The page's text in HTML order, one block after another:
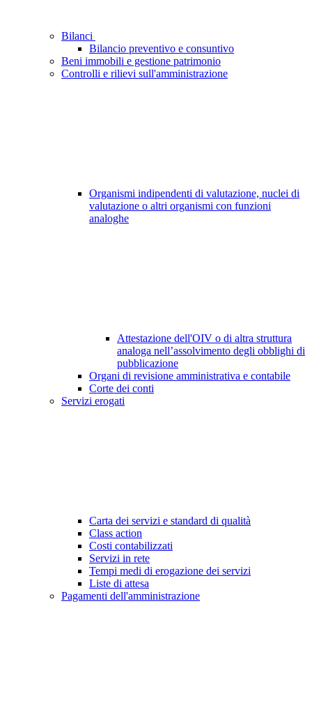
Bilanci
Bilancio preventivo e consuntivo
Beni immobili e gestione patrimonio
Controlli e rilievi sull'amministrazione
Organismi indipendenti di valutazione, nuclei di
valutazione o altri organismi con funzioni
analoghe
Attestazione dell'OIV o di altra struttura
analoga nell’assolvimento degli obblighi di
pubblicazione
Organi di revisione amministrativa e contabile
Corte dei conti
Servizi erogati
Carta dei servizi e standard di qualità
Class action
Costi contabilizzati
Servizi in rete
Tempi medi di erogazione dei servizi
Liste di attesa
Pagamenti dell'amministrazione